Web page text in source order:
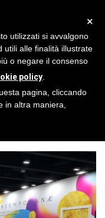
–
×
utilizzati si avvalgono
utili alle finalità illustrate
o negare il consenso
policy
pagina, cliccando
in altra maniera,